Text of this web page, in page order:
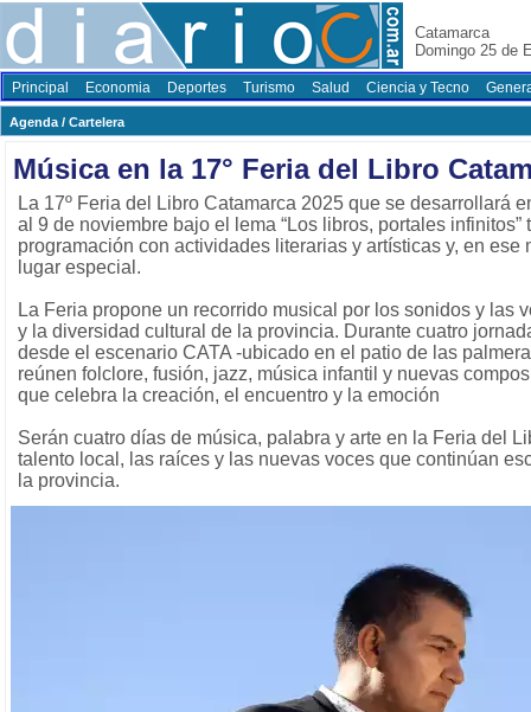
Catamarca
Domingo 25 de
Principal Economia Deportes Turismo Salud Ciencia y Tecno
Agenda / Cartelera
Música en la 17° Feria del Libro
La 17º Feria del Libro Catamarca 2025 que se desarrollará
al 9 de noviembre bajo el lema “Los libros, portales infinitos”
programación con actividades literarias y artísticas y, en ese
lugar especial.
La Feria propone un recorrido musical por los sonidos y las
y la diversidad cultural de la provincia. Durante cuatro
desde el escenario CATA -ubicado en el patio de las
reúnen folclore, fusión, jazz, música infantil y nuevas
que celebra la creación, el encuentro y la emoción
Serán cuatro días de música, palabra y arte en la Feria del
talento local, las raíces y las nuevas voces que continúan
la provincia.